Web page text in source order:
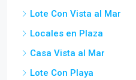
Lote Con Vista al Mar
Locales en Plaza
Casa Vista al Mar
Lote Con Playa